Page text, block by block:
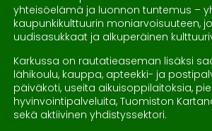
yhteisöelämä ja luonnon tuntemus –
kaupunkikulttuurin moniarvoisuuteen,
uudisasukkaat ja alkuperäinen
Karkussa on rautatieaseman lisäksi
lähikoulu, kauppa, apteekki- ja
päiväkoti, useita aikuisoppilaitoksia,
hyvinvointipalveluita, Tuomiston
sekä aktiivinen yhdistyssektori.